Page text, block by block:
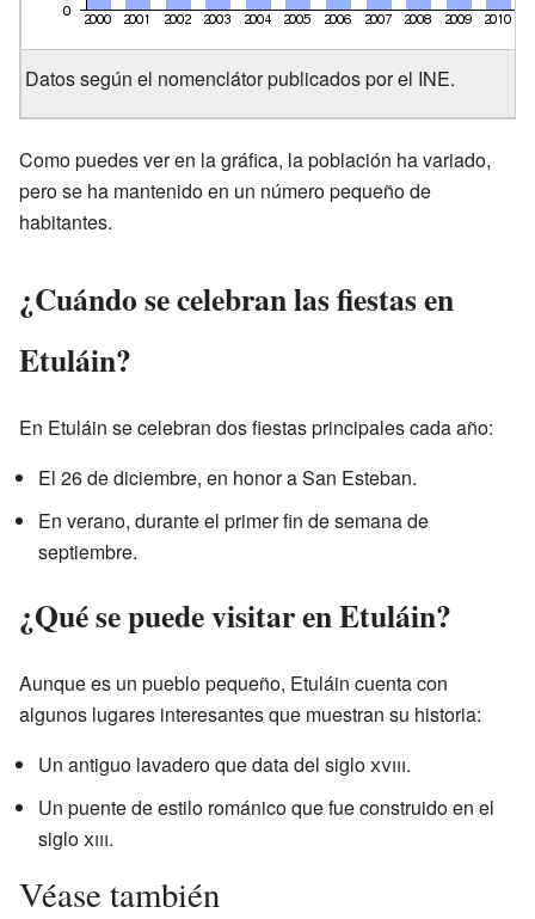
Datos según el nomenclátor publicados por el INE.
Como puedes ver en la gráfica, la población ha variado,
pero se ha mantenido en un número pequeño de
habitantes.
¿Cuándo se celebran las fiestas en
Etuláin?
En Etuláin se celebran dos fiestas principales cada año:
El 26 de diciembre, en honor a San Esteban.
En verano, durante el primer fin de semana de
septiembre.
¿Qué se puede visitar en Etuláin?
Aunque es un pueblo pequeño, Etuláin cuenta con
algunos lugares interesantes que muestran su historia:
Un antiguo lavadero que data del sigloxviii.
Un puente de estilo románico que fue construido en el
sigloxiii.
Véase también